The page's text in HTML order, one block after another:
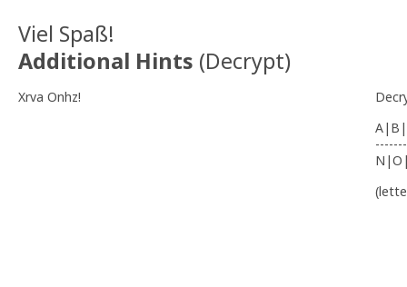
Viel Spaß!
Additional Hints (Decrypt)
Xrva Onhz!